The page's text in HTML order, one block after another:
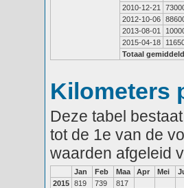
2010-12-21
2012-10-06
2013-08-01
2015-04-18
Totaal
Kilometers
Deze tabel
tot de 1e van de
waarden afgeleid
Jan Feb Maa Apr Mei
2015 819 739
817